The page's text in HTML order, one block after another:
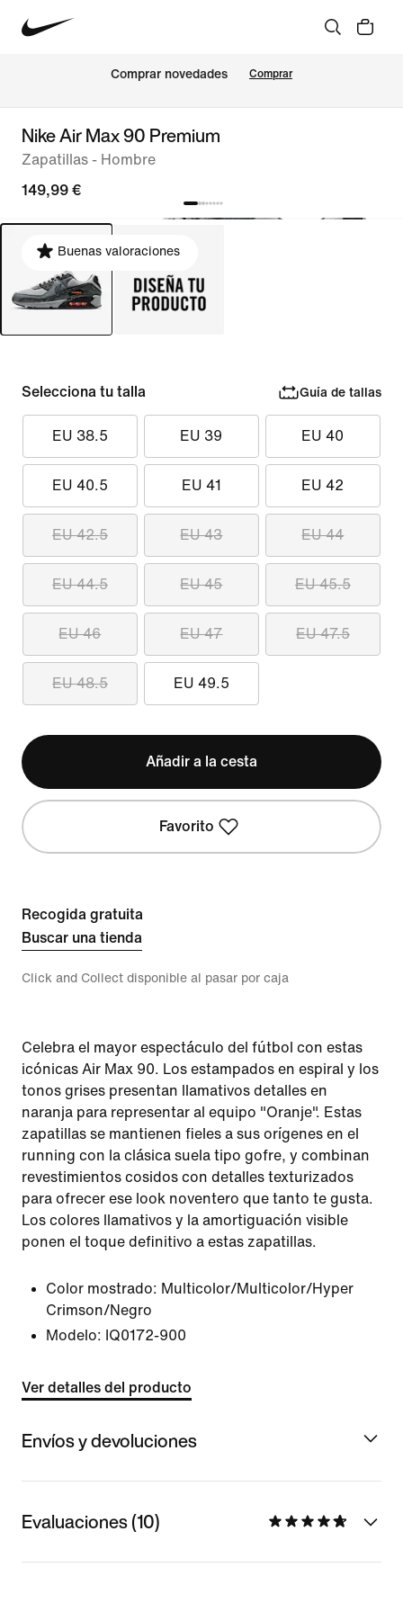
Comprar novedades Comprar
Nike Air Max 90 Premium
Zapatillas - Hombre
149,99 €
Buenas valoraciones
Selecciona tu talla Guía de tallas
EU 38.5 EU 39 EU 40
EU 40.5 EU 41 EU 42
EU 42.5 EU 43 EU 44
EU 44.5 EU 45 EU 45.5
EU 46 EU 47 EU 47.5
EU 48.5 EU 49.5
Añadir a la cesta
Favorito
Recogida gratuita
Buscar una tienda
Click and Collect disponible al pasar por caja
Celebra el mayor espectáculo del fútbol con estas
icónicas Air Max 90. Los estampados en espiral y los
tonos grises presentan llamativos detalles en
naranja para representar al equipo "Oranje". Estas
zapatillas se mantienen fieles a sus orígenes en el
running con la clásica suela tipo gofre, y combinan
revestimientos cosidos con detalles texturizados
para ofrecer ese look noventero que tanto te gusta.
Los colores llamativos y la amortiguación visible
ponen el toque definitivo a estas zapatillas.
Color mostrado: Multicolor/Multicolor/Hyper
Crimson/Negro
Modelo: IQ0172-900
Ver detalles del producto
Envíos y devoluciones
Evaluaciones (10)